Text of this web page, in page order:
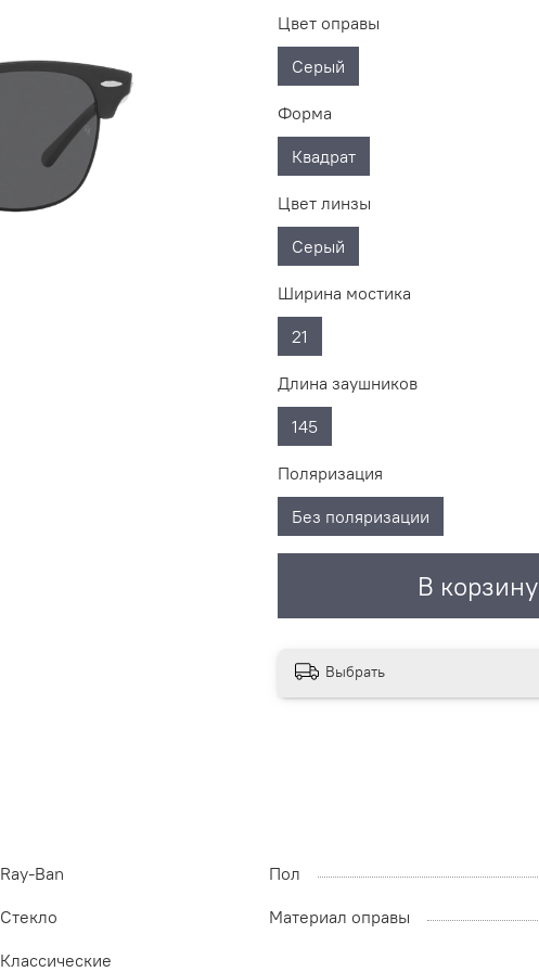
В корзину
Цвет оправы
Серый
Форма
Квадрат
Цвет линзы
Серый
Ширина мостика
21
Длина заушников
145
Поляризация
Без поляризации
Выбрать
Ray-Ban Пол
Стекло
Материал оправы
Классические